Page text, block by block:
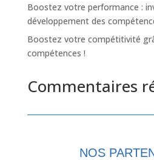
Boostez votre performance :
développement des
Boostez votre compétitivité
compétences !
Commentaires
NOS